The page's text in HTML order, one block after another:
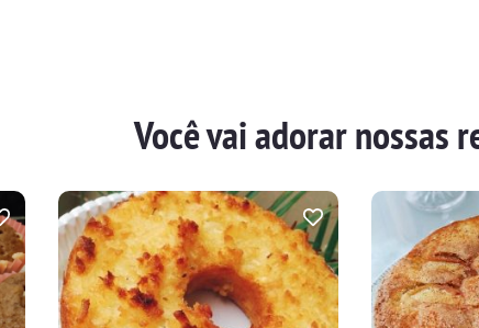
Você vai adorar nossas